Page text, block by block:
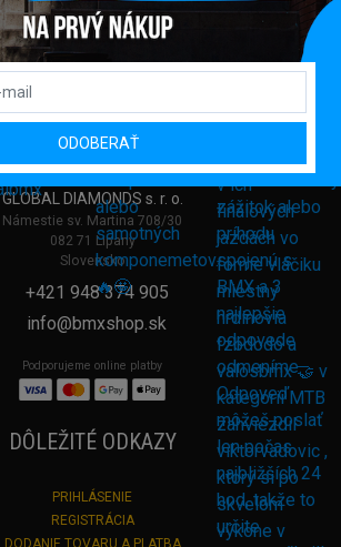
FAKTURAČNÁ ADRESA
GLOBAL DIAMONDS s. r. o.
Námestie sv. Martina 708/30
082 71 Lipany
Slovensko
+421 948 374 905
info@bmxshop.sk
Podporujeme online platby
DÔLEŽITÉ ODKAZY
PRIHLÁSENIE
REGISTRÁCIA
DODANIE TOVARU A PLATBA
ODOBERAŤ